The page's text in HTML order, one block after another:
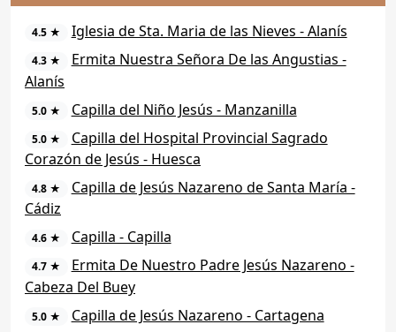
4.5 ★ Iglesia de Sta. Maria de las Nieves - Alanís
4.3 ★
Ermita Nuestra Señora De las Angustias -
Alanís
5.0 ★ Capilla del Niño Jesús - Manzanilla
5.0 ★
Capilla del Hospital Provincial Sagrado
Corazón de Jesús - Huesca
4.8 ★
Capilla de Jesús Nazareno de Santa María -
Cádiz
4.6 ★ Capilla - Capilla
4.7 ★
Ermita De Nuestro Padre Jesús Nazareno -
Cabeza Del Buey
5.0 ★ Capilla de Jesús Nazareno - Cartagena